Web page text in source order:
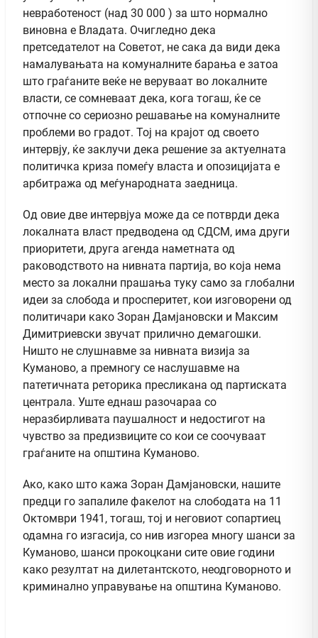
невработеност (над 30 000 ) за што нормално
виновна е Владата. Очигледно дека
претседателот на Советот, не сака да види дека
намалувањата на комуналните барања е затоа
што граѓаните веќе не веруваат во локалните
власти, се сомневаат дека, кога тогаш, ќе се
отпочне со сериозно решавање на комуналните
проблеми во градот. Тој на крајот од своето
интервју, ќе заклучи дека решение за актуелната
политичка криза помеѓу власта и опозицијата е
арбитража од меѓународната заедница.
Од овие две интервјуа може да се потврди дека
локалната власт предводена од СДСМ, има други
приоритети, друга агенда наметната од
раководството на нивната партија, во која нема
место за локални прашања туку само за глобални
идеи за слобода и просперитет, кои изговорени од
политичари како Зоран Дамјановски и Максим
Димитриевски звучат прилично демагошки.
Ништо не слушнавме за нивната визија за
Куманово, а премногу се наслушавме на
патетичната реторика пресликана од партиската
централа. Уште еднаш разочараа со
неразбирливата паушалност и недостигот на
чувство за предизвиците со кои се соочуваат
граѓаните на општина Куманово.
Ако, како што кажа Зоран Дамјановски, нашите
предци го запалиле факелот на слободата на 11
Октомври 1941, тогаш, тој и неговиот сопартиец
одамна го изгасија, со нив изгореа многу шанси за
Куманово, шанси прокоцкани сите овие години
како резултат на дилетантското, неодговорното и
криминално управување на општина Куманово.